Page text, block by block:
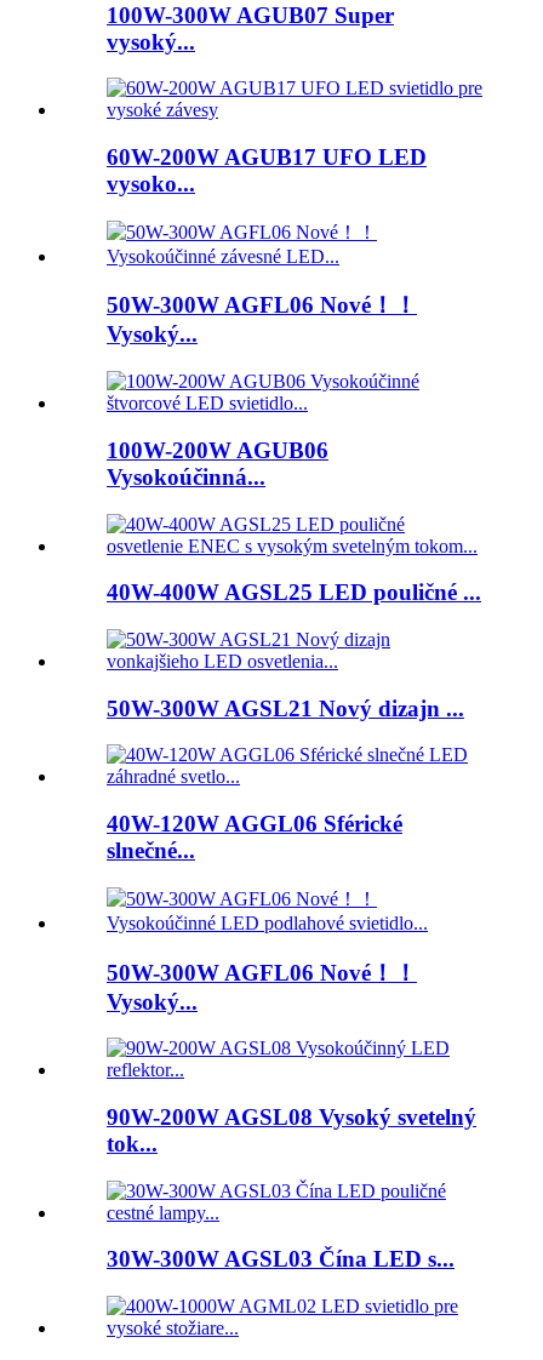
100W-300W AGUB07 Super
vysoký...
60W-200W AGUB17 UFO LED
vysoko...
50W-300W AGFL06 Nové！！
Vysoký...
100W-200W AGUB06
Vysokoúčinná...
40W-400W AGSL25 LED pouličné ...
50W-300W AGSL21 Nový dizajn ...
40W-120W AGGL06 Sférické
slnečné...
50W-300W AGFL06 Nové！！
Vysoký...
90W-200W AGSL08 Vysoký svetelný
tok...
30W-300W AGSL03 Čína LED s...